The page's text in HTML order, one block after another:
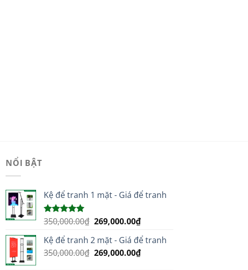
NỔI BẬT
Kệ để tranh 1 mặt - Giá để tranh
Được xếp
5 sao
350,000.00₫ Giá
là:
350,000.00₫.
269,000.00₫Giá
tại
là:
Kệ để tranh 2 mặt - Giá để tranh
350,000.00₫ Giá
269,000.00₫Giá